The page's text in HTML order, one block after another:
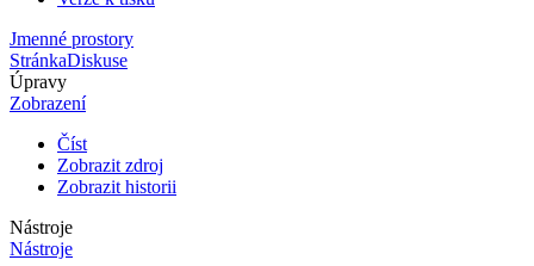
Jmenné prostory
StránkaDiskuse
Úpravy
Zobrazení
Číst
Zobrazit zdroj
Zobrazit historii
Nástroje
Nástroje